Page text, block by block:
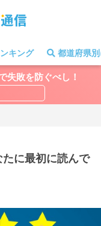
キング 都道府県
失敗を防ぐべし！
たに最初に読んで